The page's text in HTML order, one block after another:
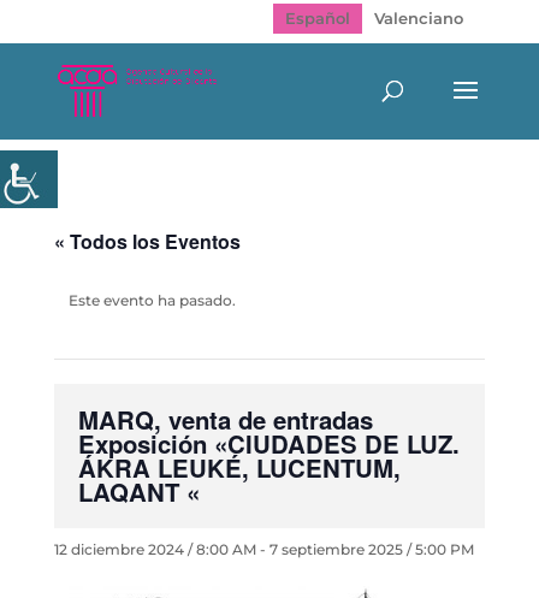
Español Valenciano
« Todos los Eventos
Este evento ha pasado.
MARQ, venta de entradas
Exposición «CIUDADES DE LUZ.
ÁKRA LEUKÉ, LUCENTUM,
LAQANT «
12 diciembre 2024 / 8:00 AM- 7 septiembre 2025 / 5:00 PM